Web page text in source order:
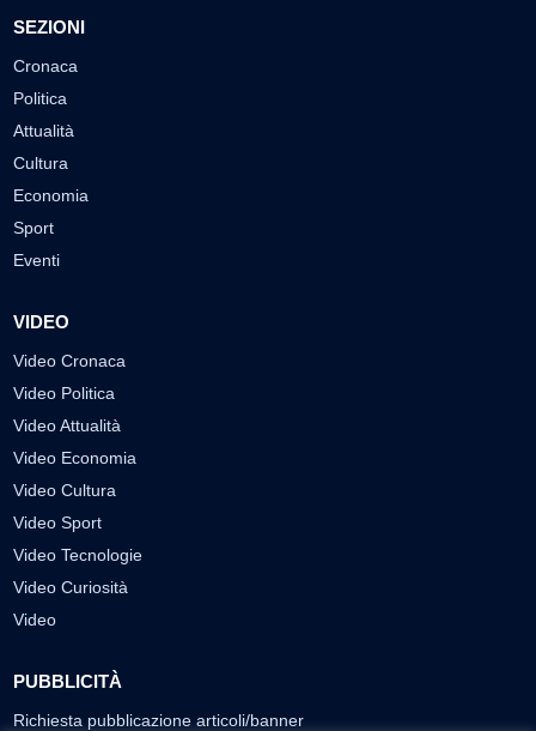
SEZIONI
Cronaca
Politica
Attualità
Cultura
Economia
Sport
Eventi
VIDEO
Video Cronaca
Video Politica
Video Attualità
Video Economia
Video Cultura
Video Sport
Video Tecnologie
Video Curiosità
Video
PUBBLICITÀ
Richiesta pubblicazione articoli/banner